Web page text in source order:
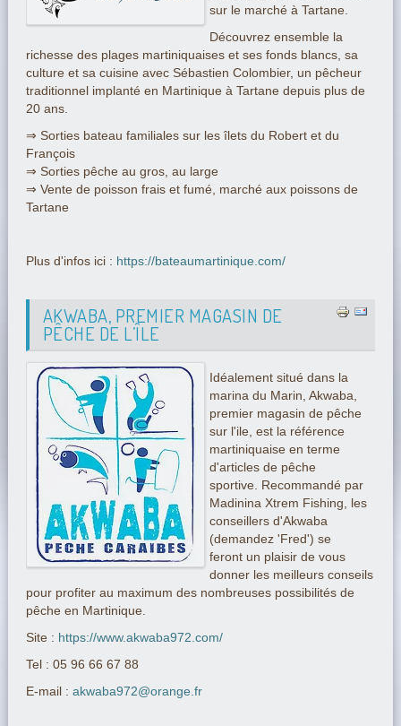
sur le marché à Tartane.
Découvrez ensemble la
richesse des plages martiniquaises et ses fonds blancs, sa
culture et sa cuisine avec Sébastien Colombier, un pêcheur
traditionnel implanté en Martinique à Tartane depuis plus de
20 ans.
⇒ Sorties bateau familiales sur les îlets du Robert et du
François
⇒ Sorties pêche au gros, au large
⇒ Vente de poisson frais et fumé, marché aux poissons de
Tartane
Plus d'infos ici : https://bateaumartinique.com/
AKWABA, PREMIER MAGASIN DE
PÊCHE DE L’ÎLE
Idéalement situé dans la
marina du Marin, Akwaba,
premier magasin de pêche
sur l'ile, est la référence
martiniquaise en terme
d'articles de pêche
sportive. Recommandé par
Madinina Xtrem Fishing, les
conseillers d'Akwaba
(demandez 'Fred') se
feront un plaisir de vous
donner les meilleurs conseils
pour profiter au maximum des nombreuses possibilités de
pêche en Martinique.
Site : https://www.akwaba972.com/
Tel : 05 96 66 67 88
E-mail : akwaba972@orange.fr